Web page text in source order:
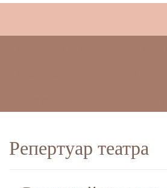
Репертуар театра